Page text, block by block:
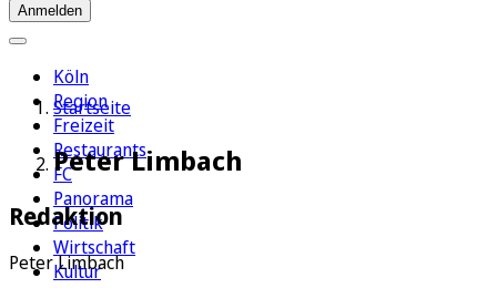
Anmelden
Köln
Region
Freizeit
Restaurants
FC
Panorama
Politik
Wirtschaft
Kultur
Startseite
Peter Limbach
Redaktion
Peter Limbach